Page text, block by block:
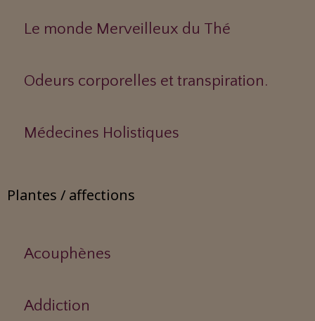
Le monde Merveilleux du Thé
Odeurs corporelles et transpiration.
Médecines Holistiques
Plantes / affections
Acouphènes
Addiction